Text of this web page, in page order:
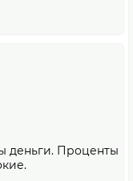
деньги. Проценты